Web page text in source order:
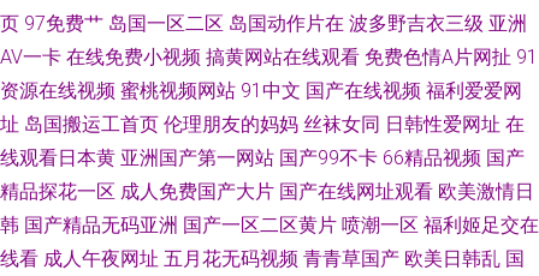
页 97免费艹 岛国一区二区 岛国动作片在 波多野吉衣三级 亚洲
AV一卡 在线免费小视频 搞黄网站在线观看 免费色情A片网扯 91
资源在线视频 蜜桃视频网站 91中文 国产在线视频 福利爱爱网
址 岛国搬运工首页 伦理朋友的妈妈 丝袜女同 日韩性爱网址 在
线观看日本黄 亚洲国产第一网站 国产99不卡 66精品视频 国产
精品探花一区 成人免费国产大片 国产在线网址观看 欧美激情日
韩 国产精品无码亚洲 国产一区二区黄片 喷潮一区 福利姬足交在
线看 成人午夜网址 五月花无码视频 青青草国产 欧美日韩乱 国